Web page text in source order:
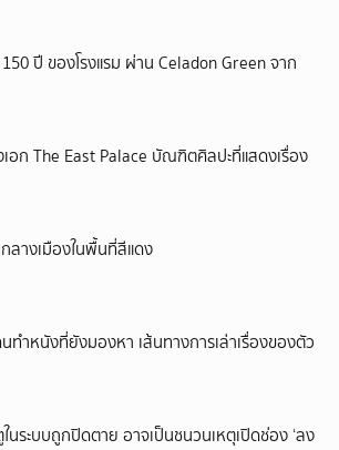
ปี ของโรงแรม ผ่าน Celadon Green จาก
อก The East Palace บัณฑิตศิลปะที่แสดงเรื่อง
ลางเมืองในพื้นที่สีแดง
ำหนังที่ยังมองหา เส้นทางการเล่าเรื่องของตัว
ระบบถูกปิดตาย อาจเป็นชนวนเหตุเปิดช่อง ‘ลง